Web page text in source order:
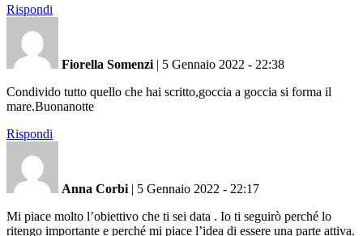
Rispondi
Fiorella Somenzi | 5 Gennaio 2022 - 22:38
Condivido tutto quello che hai scritto,goccia a goccia si forma il
mare.Buonanotte
Rispondi
Anna Corbi | 5 Gennaio 2022 - 22:17
Mi piace molto l’obiettivo che ti sei data . Io ti seguirò perché lo
ritengo importante e perché mi piace l’idea di essere una parte attiva.